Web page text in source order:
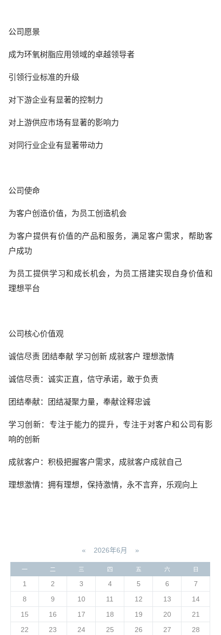
公司愿景
成为环氧树脂应用领域的卓越领导者
引领行业标准的升级
对下游企业有显著的控制力
对上游供应市场有显著的影响力
对同行业企业有显著带动力
公司使命
为客户创造价值，为员工创造机会
为客户提供有价值的产品和服务，满足客户需求，帮助客
户成功
为员工提供学习和成长机会，为员工搭建实现自身价值和
理想平台
公司核心价值观
诚信尽责 团结奉献 学习创新 成就客户 理想激情
诚信尽责：诚实正直，信守承诺，敢于负责
团结奉献：团结凝聚力量，奉献诠释忠诚
学习创新：专注于能力的提升，专注于对客户和公司有影
响的创新
成就客户：积极把握客户需求，成就客户成就自己
理想激情：拥有理想，保持激情，永不言弃，乐观向上
« 2026年6月 »
一 二 三 四 五 六 日
1 2 3 4 5 6
7
8
9 10 11 12 13
14
15
16 17 18 19 20
21
22
23 24 25 26 27
28